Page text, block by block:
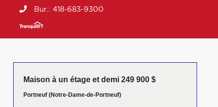
Bur.: 418-683-9300
Maison à un étage et demi 249 900 $
Portneuf (Notre-Dame-de-Portneuf)